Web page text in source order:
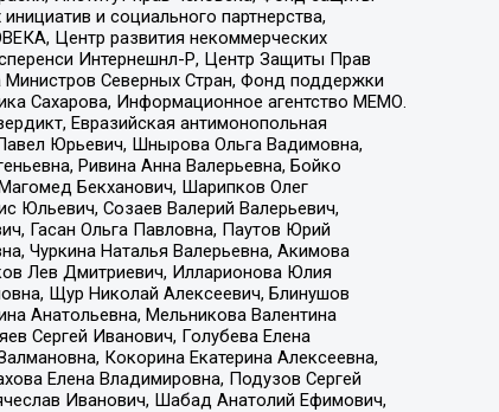
и социального партнерства,
Центр развития некоммерческих
Интернешнл-Р, Центр Защиты Прав
Министров Северных Стран, Фонд поддержки
Сахарова, Информационное агентство МЕМО.
Евразийская антимонопольная
Юрьевич, Шнырова Ольга Вадимовна,
Ривина Анна Валерьевна, Бойко
Бекханович, Шарипков Олег
Юльевич, Созаев Валерий Валерьевич,
Гасан Ольга Павловна, Паутов Юрий
Чуркина Наталья Валерьевна, Акимова
Лев Дмитриевич, Илларионова Юлия
Щур Николай Алексеевич, Блинушов
Анатольевна, Мельникова Валентина
Сергей Иванович, Голубева Елена
Кокорина Екатерина Алексеевна,
Елена Владимировна, Подузов Сергей
Иванович, Шабад Анатолий Ефимович,